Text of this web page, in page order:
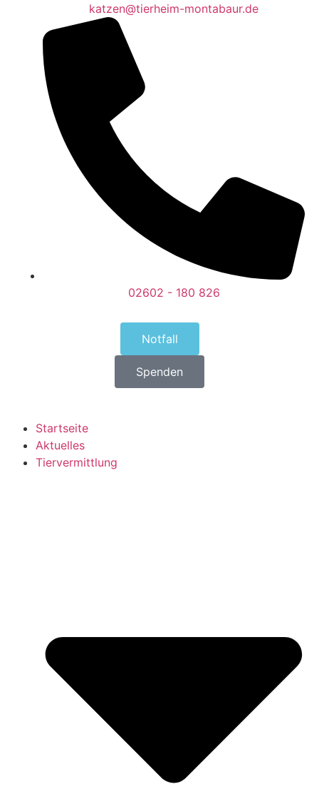
katzen@tierheim-montabaur.de
02602 - 180 826
Notfall
Spenden
Startseite
Aktuelles
Tiervermittlung